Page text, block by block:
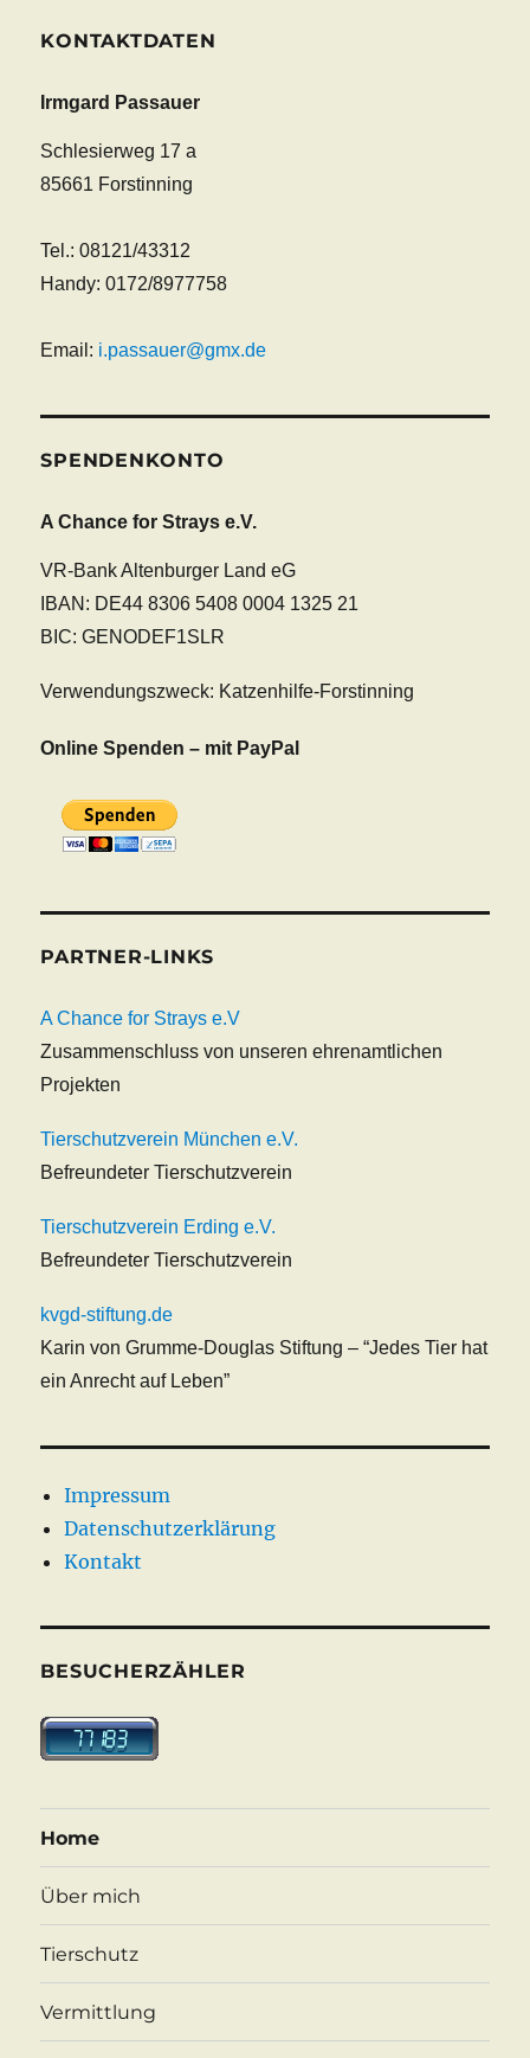
KONTAKTDATEN
Irmgard Passauer
Schlesierweg 17 a
85661 Forstinning
Tel.: 08121/43312
Handy: 0172/8977758
Email: i.passauer@gmx.de
SPENDENKONTO
A Chance for Strays e.V.
VR-Bank Altenburger Land eG
IBAN: DE44 8306 5408 0004 1325 21
BIC: GENODEF1SLR
Verwendungszweck: Katzenhilfe-Forstinning
Online Spenden – mit PayPal
PARTNER-LINKS
A Chance for Strays e.V
Zusammenschluss von unseren ehrenamtlichen
Projekten
Tierschutzverein München e.V.
Befreundeter Tierschutzverein
Tierschutzverein Erding e.V.
Befreundeter Tierschutzverein
kvgd-stiftung.de
Karin von Grumme-Douglas Stiftung – “Jedes Tier hat
ein Anrecht auf Leben”
Impressum
Datenschutzerklärung
Kontakt
BESUCHERZÄHLER
Home
Über mich
Tierschutz
Vermittlung